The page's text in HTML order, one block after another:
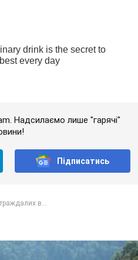
Надсилаємо лише "гарячі"
Підписатись
в...